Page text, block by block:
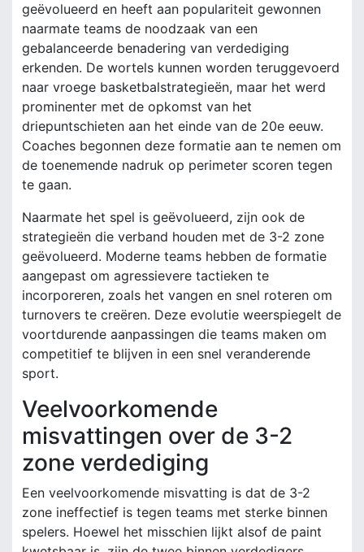
geëvolueerd en heeft aan populariteit gewonnen
naarmate teams de noodzaak van een
gebalanceerde benadering van verdediging
erkenden. De wortels kunnen worden teruggevoerd
naar vroege basketbalstrategieën, maar het werd
prominenter met de opkomst van het
driepuntschieten aan het einde van de 20e eeuw.
Coaches begonnen deze formatie aan te nemen om
de toenemende nadruk op perimeter scoren tegen
te gaan.
Naarmate het spel is geëvolueerd, zijn ook de
strategieën die verband houden met de 3-2 zone
geëvolueerd. Moderne teams hebben de formatie
aangepast om agressievere tactieken te
incorporeren, zoals het vangen en snel roteren om
turnovers te creëren. Deze evolutie weerspiegelt de
voortdurende aanpassingen die teams maken om
competitief te blijven in een snel veranderende
sport.
Veelvoorkomende
misvattingen over de 3-2
zone verdediging
Een veelvoorkomende misvatting is dat de 3-2
zone ineffectief is tegen teams met sterke binnen
spelers. Hoewel het misschien lijkt alsof de paint